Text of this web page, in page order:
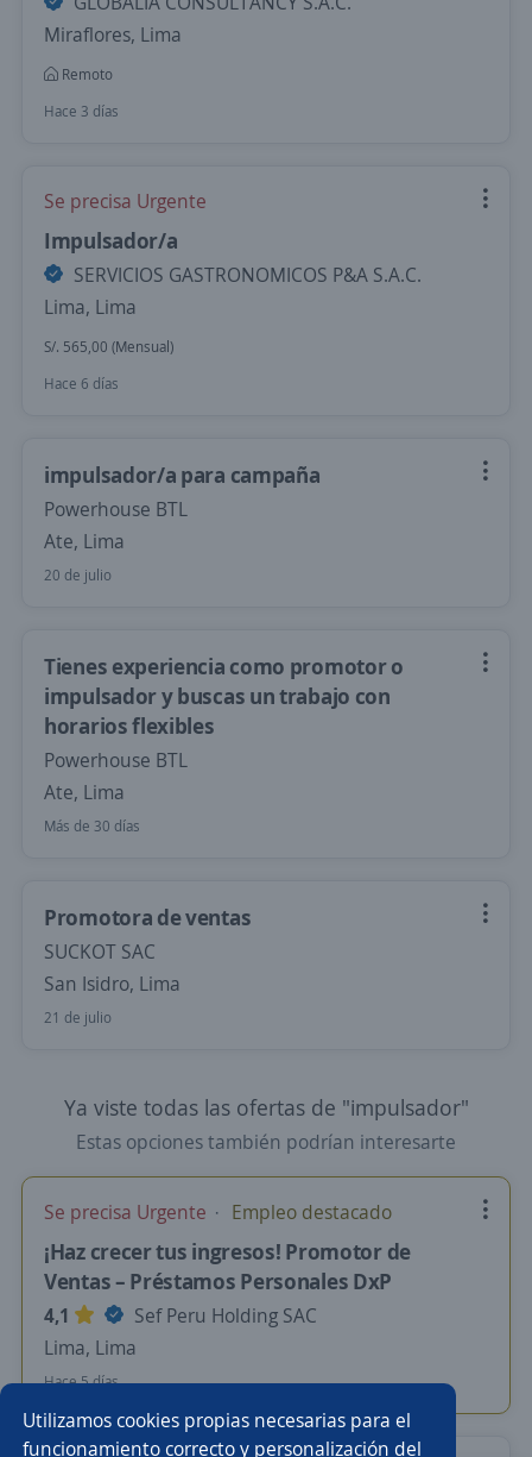
Miraflores, Lima
Remoto
Hace 3 días
Se precisa Urgente
Impulsador/a
SERVICIOS GASTRONOMICOS P&A S.A.C.
Lima, Lima
S/. 565,00 (Mensual)
Hace 6 días
impulsador/a para campaña
Powerhouse BTL
Ate, Lima
20 de julio
Tienes experiencia como promotor o
impulsador y buscas un trabajo con
horarios flexibles
Powerhouse BTL
Ate, Lima
Más de 30 días
Promotora de ventas
SUCKOT SAC
San Isidro, Lima
21 de julio
Ya viste todas las ofertas de "impulsador"
Estas opciones también podrían interesarte
Se precisa Urgente Empleo destacado
¡Haz crecer tus ingresos! Promotor de
Ventas – Préstamos Personales DxP
4,1
Sef Peru Holding SAC
Lima, Lima
Hace 5 días
Utilizamos cookies propias necesarias para el
funcionamiento correcto y personalización del